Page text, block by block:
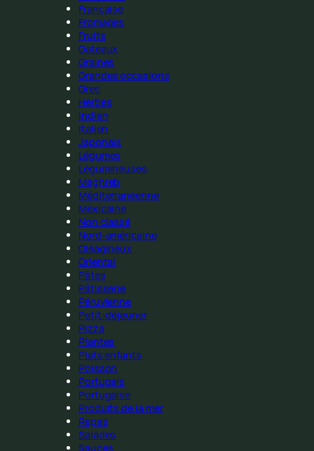
Française
Fromages
Fruits
Gateaux
Graines
Grandes occasions
Grec
Herbes
Indien
Italien
Japonais
Légumes
Légumineuses
Maghreb
Méditerranéenne
Mexicaine
Non classé
Nord-américaine
Oléagineux
Oriental
Pâtes
Pâtisserie
Péruvienne
Petit-déjeuner
Pizza
Plantes
Plats enfants
Poisson
Portugais
Portugaise
Produits de la mer
Repas
Salades
Sauces